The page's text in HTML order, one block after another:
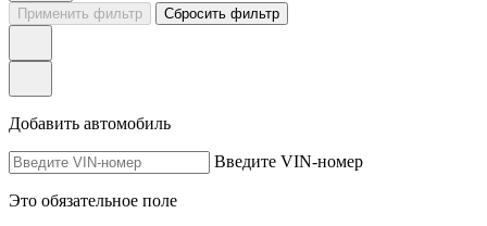
Применить фильтр
Сбросить фильтр
Добавить автомобиль
Введите VIN-номер
Это обязательное поле